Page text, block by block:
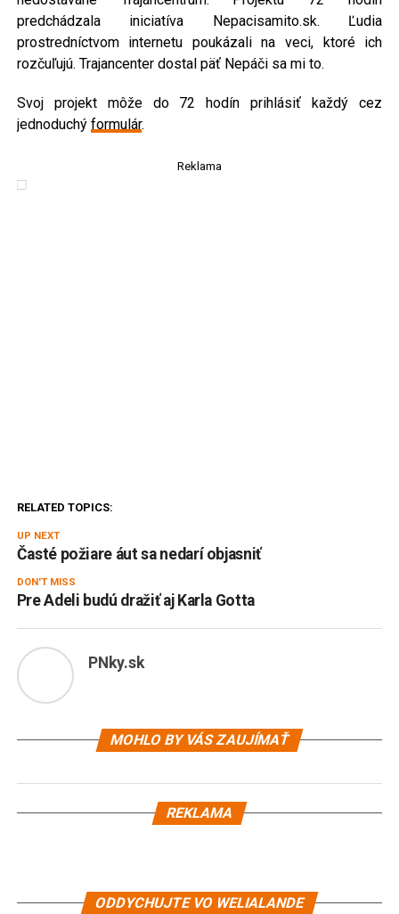
predchádzala iniciatíva Nepacisamito.sk. Ľudia
prostredníctvom internetu poukázali na veci, ktoré ich
rozčuľujú. Trajancenter dostal päť Nepáči sa mi to.
Svoj projekt môže do 72 hodín prihlásiť každý cez
jednoduchý formulár.
Reklama
RELATED TOPICS:
UP NEXT
Časté požiare áut sa nedarí objasniť
DON'T MISS
Pre Adeli budú dražiť aj Karla Gotta
PNky.sk
MOHLO BY VÁS ZAUJÍMAŤ
REKLAMA
ODDYCHUJTE VO WELIALANDE